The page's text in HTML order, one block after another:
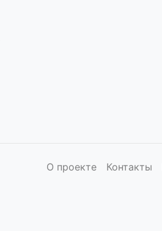
О проекте Контакты